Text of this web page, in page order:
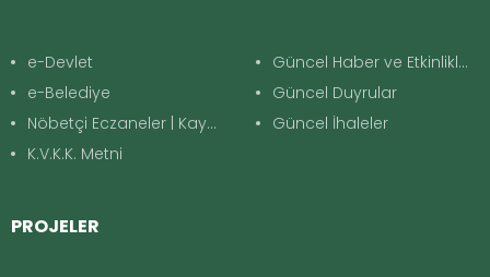
e-Devlet
e-Belediye
Nöbetçi Eczaneler | Kayapınar
K.V.K.K. Metni
Güncel Haber ve Etkinlikler
Güncel Duyrular
Güncel İhaleler
PROJELER